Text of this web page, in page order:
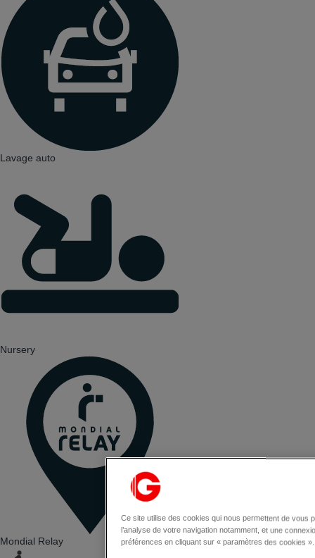
Lavage auto
Nursery
Mondial Relay
Ce site utilise des cookies qui nous permettent de vous
l’analyse de votre navigation notamment, et une
préférences en cliquant sur « paramètres des cookies ».